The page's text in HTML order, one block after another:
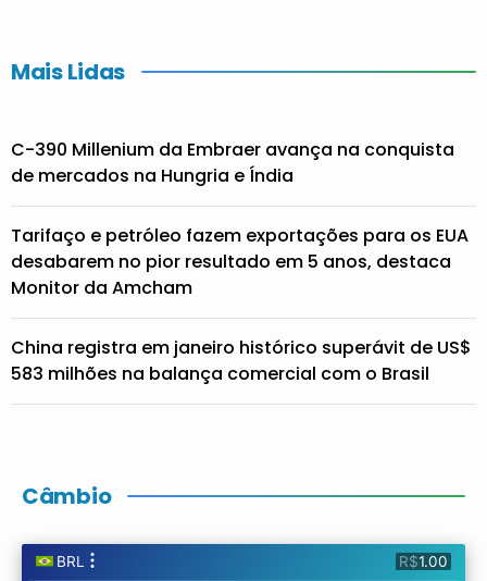
Mais Lidas
C-390 Millenium da Embraer avança na conquista
de mercados na Hungria e Índia
Tarifaço e petróleo fazem exportações para os EUA
desabarem no pior resultado em 5 anos, destaca
Monitor da Amcham
China registra em janeiro histórico superávit de US$
583 milhões na balança comercial com o Brasil
Câmbio